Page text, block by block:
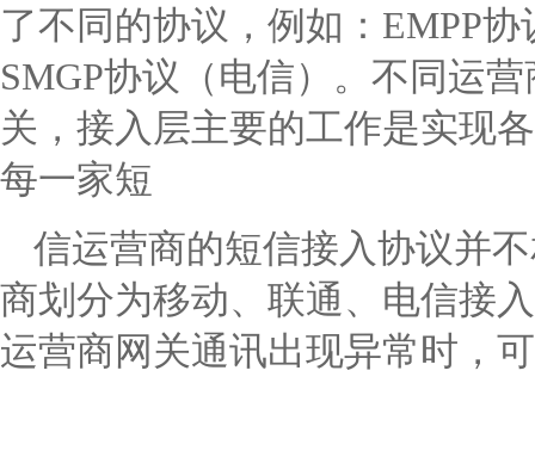
了不同的协议，例如：EMPP
SMGP协议（电信）。不同运
关，接入层主要的工作是实现
每一家短
信运营商的短信接入协议并
商划分为移动、联通、电信接
运营商网关通讯出现异常时，